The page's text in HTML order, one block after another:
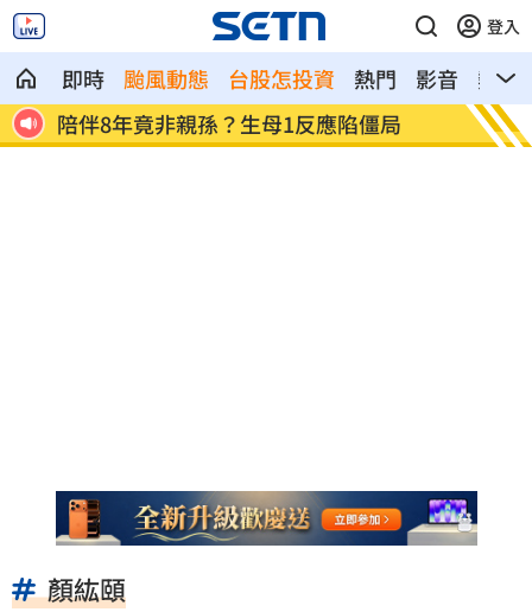
登入
即時 颱風動態 台股怎投資 熱門 影音
熱搜
他
陪伴8年竟非親孫？生母1反應陷僵局
第一
訣
顏紘頤